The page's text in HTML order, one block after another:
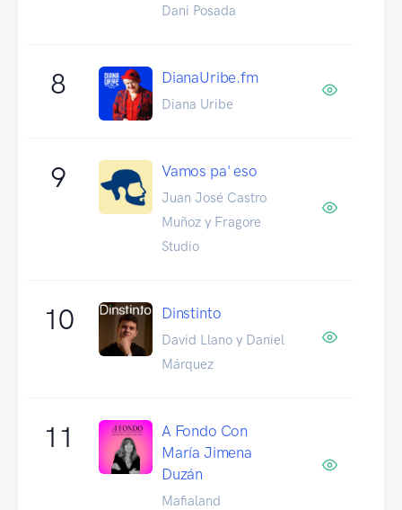
Dani Posada
8 DianaUribe.fm
Diana Uribe
9 Vamos pa' eso
Juan José Castro
Muñoz y Fragore
Studio
10 Dinstinto
David Llano y Daniel
Márquez
11
A Fondo Con
María Jimena
Duzán
Mafialand